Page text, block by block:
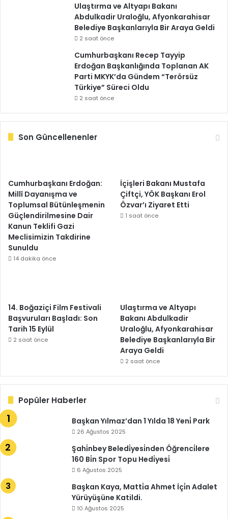
Ulaştırma ve Altyapı Bakanı
Abdulkadir Uraloğlu, Afyonkarahisar
Belediye Başkanlarıyla Bir Araya Geldi
2 saat önce
Cumhurbaşkanı Recep Tayyip
Erdoğan Başkanlığında Toplanan AK
Parti MKYK’da Gündem “Terörsüz
Türkiye” Süreci Oldu
2 saat önce
Son Güncellenenler
Cumhurbaşkanı Erdoğan:
Millî Dayanışma ve
Toplumsal Bütünleşmenin
Güçlendirilmesine Dair
Kanun Teklifi Gazi
Meclisimizin Takdirine
Sunuldu
14 dakika önce
İçişleri Bakanı Mustafa
Çiftçi, YÖK Başkanı Erol
Özvar’ı Ziyaret Etti
1 saat önce
14. Boğaziçi Film Festivali
Başvuruları Başladı: Son
Tarih 15 Eylül
2 saat önce
Ulaştırma ve Altyapı
Bakanı Abdulkadir
Uraloğlu, Afyonkarahisar
Belediye Başkanlarıyla Bir
Araya Geldi
2 saat önce
Popüler Haberler
Başkan Yılmaz’dan 1 Yılda 18 Yeni̇ Park
26 Ağustos 2025
Şahi̇nbey Beledi̇yesi̇nden Öğrenci̇lere
160 Bi̇n Spor Topu Hedi̇yesi̇
6 Ağustos 2025
Başkan Kaya, Matti̇a Ahmet İçi̇n Adalet
Yürüyüşüne Katildi.
10 Ağustos 2025